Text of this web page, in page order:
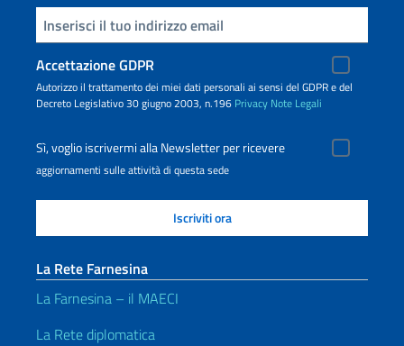
Inserisci la tua email
Accettazione GDPR
Autorizzo il trattamento dei miei dati personali ai sensi del GDPR e del
Decreto Legislativo 30 giugno 2003, n.196 Privacy Note Legali
Sì, voglio iscrivermi alla Newsletter per ricevere
aggiornamenti sulle attività di questa sede
La Rete Farnesina
La Farnesina – il MAECI
La Rete diplomatica